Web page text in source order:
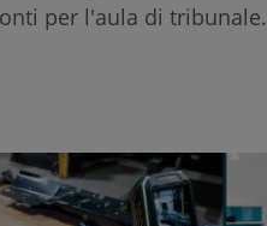
per l'aula di tribunale.